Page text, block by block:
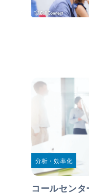
分析・効率化
コールセン